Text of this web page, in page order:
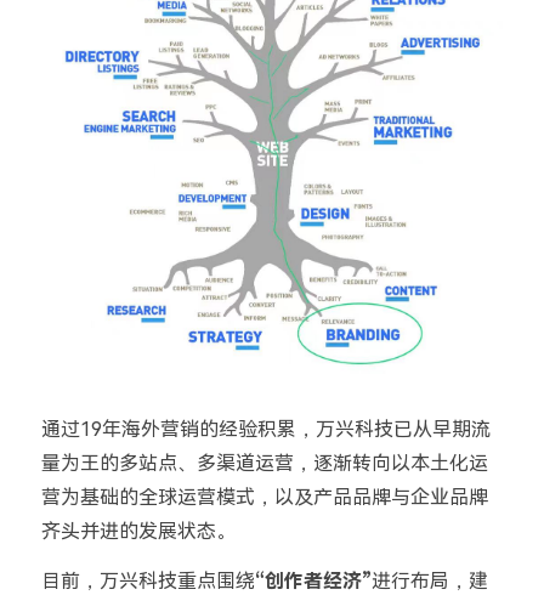
通过19年海外营销的经验积累，万兴科技已从早期流
量为王的多站点、多渠道运营，逐渐转向以本土化运
营为基础的全球运营模式，以及产品品牌与企业品牌
齐头并进的发展状态。
目前，万兴科技重点围绕“创作者经济”进行布局，建